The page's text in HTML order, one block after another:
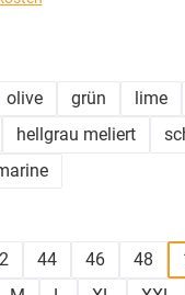
olive grün lime
hellgrau meliert
44 46 48